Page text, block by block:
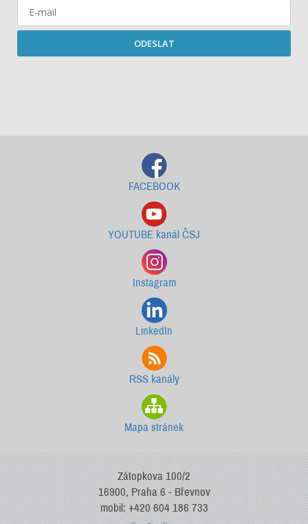
ODESLAT
FACEBOOK
YOUTUBE kanál ČSJ
Instagram
LinkedIn
RSS kanály
Mapa stránek
Zátopkova 100/2
16900, Praha 6 - Břevnov
mobil: +420 604 186 733